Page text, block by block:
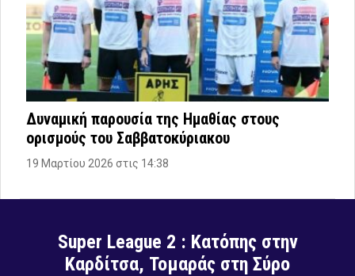
Δυναμική παρουσία της Ημαθίας στους
ορισμούς του Σαββατοκύριακου
19 Μαρτίου 2026 στις 14:38
Super League 2 : Κατόπης στην
Καρδίτσα, Τομαράς στη Σύρο